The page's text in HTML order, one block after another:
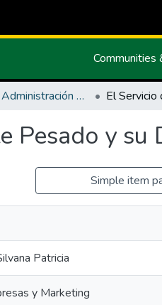
Communities
Carrera de Administración de Empresas y Marketing
Pesado y
Simple item
Patricia
y Marketing